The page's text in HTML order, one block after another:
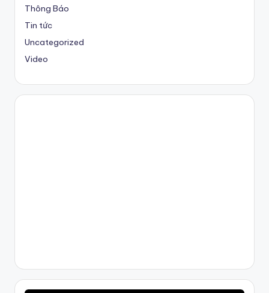
Thông Báo
Tin tức
Uncategorized
Video